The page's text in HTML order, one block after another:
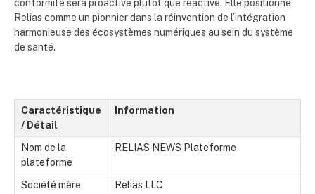
conformité sera proactive plutôt que réactive. Elle positionne
Relias comme un pionnier dans la réinvention de l’intégration
harmonieuse des écosystèmes numériques au sein du système
de santé.
Caractéristique
/ Détail
Information
Nom de la
plateforme
RELIAS NEWS Plateforme
Société mère
Relias LLC